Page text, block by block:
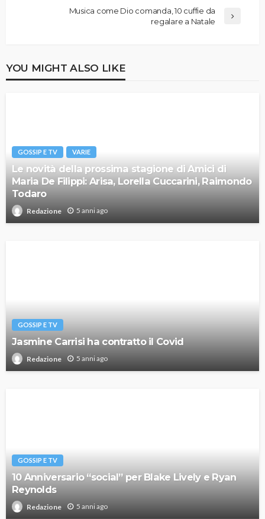
Musica come Dio comanda, 10 cuffie da
regalare a Natale
YOU MIGHT ALSO LIKE
GOSSIP E TV VARIE
Le novità della prossima stagione di Amici di
Maria De Filippi: Arisa, Lorella Cuccarini, Raimondo
Todaro
Redazione 5 anni ago
GOSSIP E TV
Jasmine Carrisi ha contratto il Covid
Redazione 5 anni ago
GOSSIP E TV
10 Anniversario “social” per Blake Lively e Ryan
Reynolds
Redazione 5 anni ago